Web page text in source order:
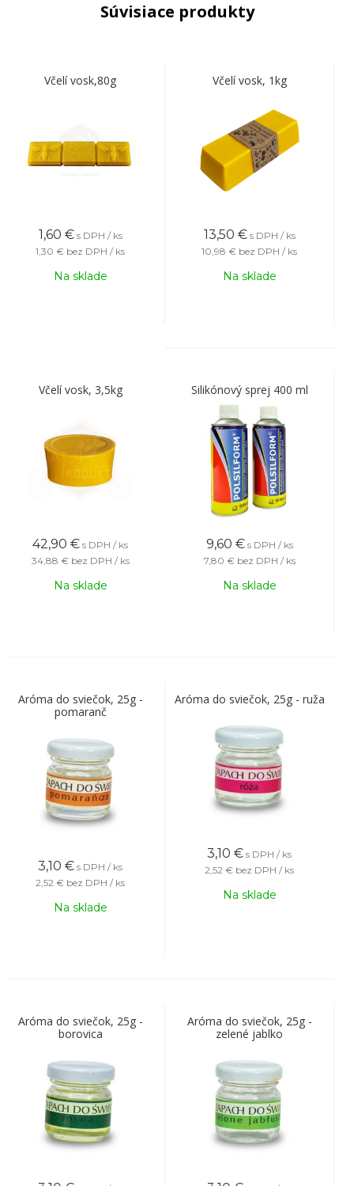
Súvisiace produkty
Včelí vosk,80g
1,60 € s DPH / ks
1,30 € bez DPH / ks
Na sklade
Včelí vosk, 1kg
13,50 € s DPH / ks
10,98 € bez DPH / ks
Na sklade
Včelí vosk, 3,5kg
42,90 € s DPH / ks
34,88 € bez DPH / ks
Na sklade
Silikónový sprej 400 ml
9,60 € s DPH / ks
7,80 € bez DPH / ks
Na sklade
Aróma do sviečok, 25g -
pomaranč
3,10 € s DPH / ks
2,52 € bez DPH / ks
Na sklade
Aróma do sviečok, 25g - ruža
3,10 € s DPH / ks
2,52 € bez DPH / ks
Na sklade
Aróma do sviečok, 25g -
borovica
Aróma do sviečok, 25g -
zelené jablko